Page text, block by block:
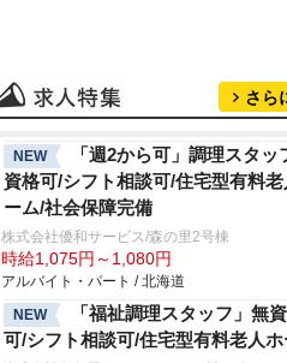
さら
NEW
「週2から可」調理スタッ
資格可/シフト相談可/住宅型有料
ーム/社会保障完備
株式会社優和サービス/森の里2号棟
時給1,075円～1,080円
アルバイト・パート / 北海道
NEW
「福祉調理スタッフ」無
可/シフト相談可/住宅型有料老人ホ